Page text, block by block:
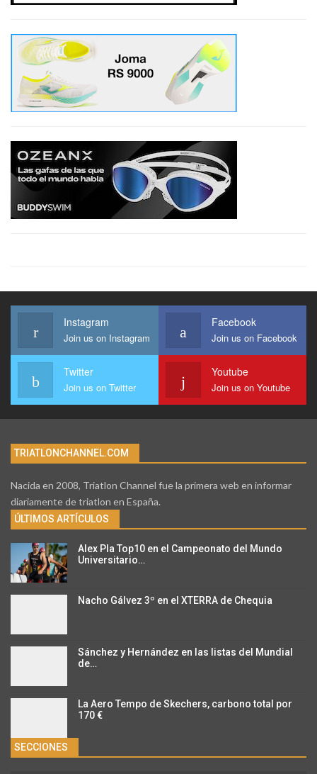
Instagram
Join us on Instagram
Facebook
Join us on Facebook
Twitter
Join us on Twitter
Youtube
Join us on Youtube
TRIATLONCHANNEL.COM
Nacida en 2008, Triatlon Channel fue la primera web en informar
diariamente de triatlon en España.
ÚLTIMOS ARTÍCULOS
Alex Pla Top10 en el Campeonato del Mundo
Universitario…
Nacho Gálvez 3º en el XTERRA de Chequia
Sánchez y Hernández en las listas del Mundial
de…
La Aero Tempo de Skechers, carbono total por
170 €
SECCIONES